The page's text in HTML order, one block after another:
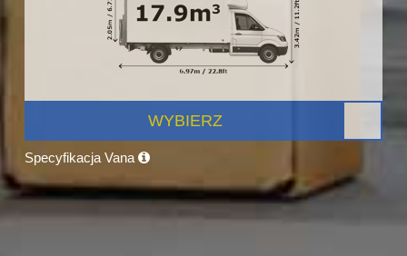
WYBIERZ
Specyfikacja Vana